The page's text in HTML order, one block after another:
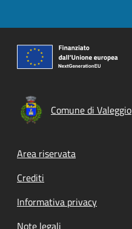
Comune di Valeggio
Footer menu
Area riservata
Crediti
Informativa privacy
Note legali